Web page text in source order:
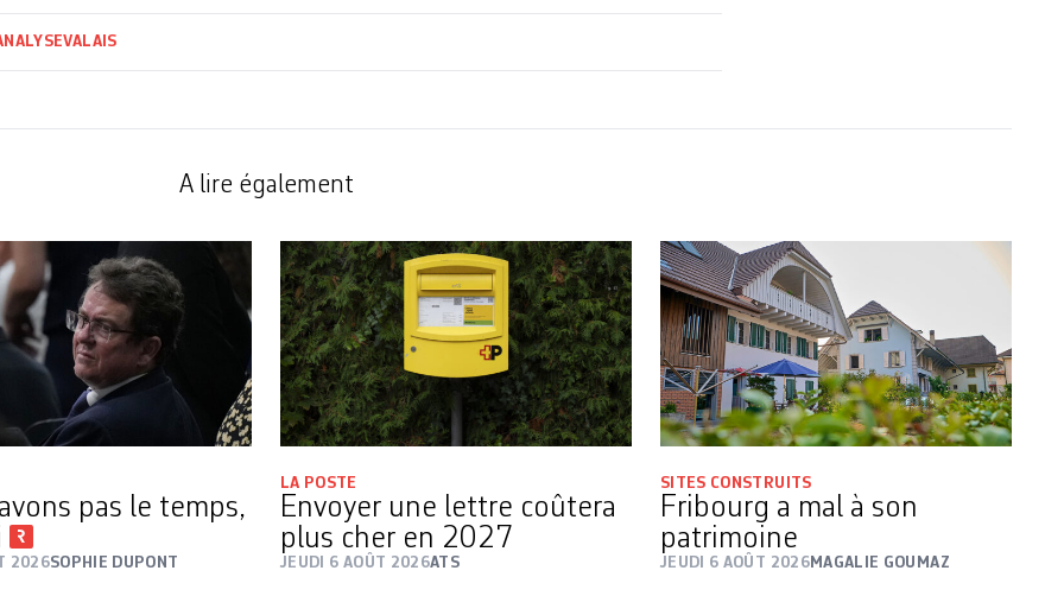
VALAIS
A lire également
pas le temps,
2026SOPHIE DUPONT
LA POSTE
Envoyer une lettre coûtera
plus cher en 2027
JEUDI 6 AOÛT 2026ATS
SITES CONSTRUITS
Fribourg a mal à son
patrimoine
JEUDI 6 AOÛT 2026MAGALIE GOUMAZ